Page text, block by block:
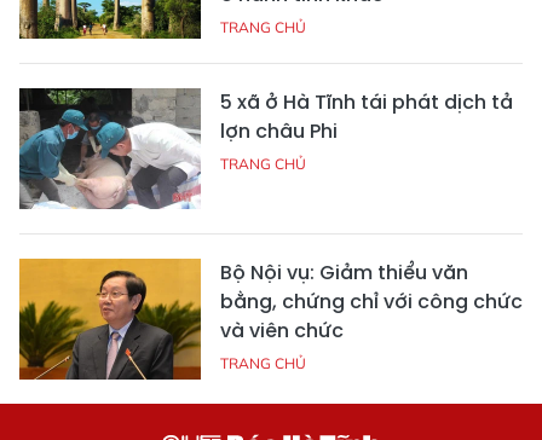
TRANG CHỦ
5 xã ở Hà Tĩnh tái phát dịch tả
lợn châu Phi
TRANG CHỦ
Bộ Nội vụ: Giảm thiểu văn
bằng, chứng chỉ với công chức
và viên chức
TRANG CHỦ